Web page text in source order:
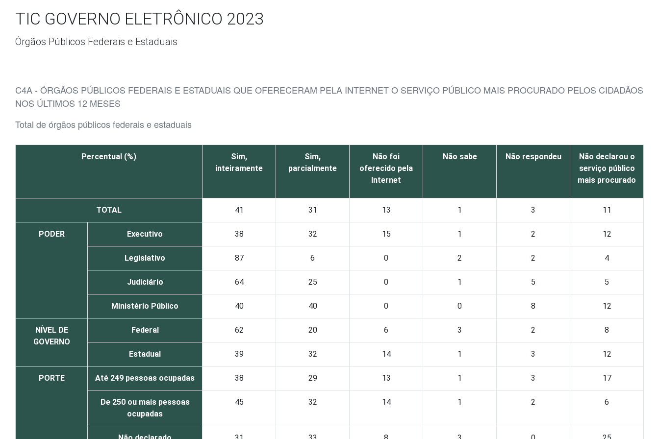
TIC GOVERNO ELETRÔNICO 2023
Órgãos Públicos Federais e Estaduais
C4A - ÓRGÃOS PÚBLICOS FEDERAIS E ESTADUAIS QUE OFERECERAM PELA INTERNET O SERVIÇO PÚBLICO MAIS PROCURADO PELOS CIDADÃOS
NOS ÚLTIMOS 12 MESES
Total de órgãos públicos federais e estaduais
Percentual (%)
Sim,
inteiramente
Sim,
parcialmente
Não foi
oferecido pela
Internet
Não sabe Não respondeu
Não declarou o
serviço público
mais procurado
TOTAL 41 31 13 1 3 11
PODER Executivo 38 32 15 1 2 12
Legislativo 87 6 0 2 2 4
Judiciário 64 25 0 1 5 5
Ministério Público 40 40 0 0 8 12
NÍVEL DE
GOVERNO
Federal 62 20 6 3 2 8
Estadual 39 32 14 1 3 12
PORTE Até 249 pessoas ocupadas 38 29 13 1 3 17
De 250 ou mais pessoas
ocupadas
45 32 14 1 2 6